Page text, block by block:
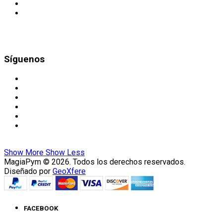
Síguenos
Show More Show Less
MagiaPym © 2026. Todos los derechos reservados.
Diseñado por GeoXfere
FACEBOOK